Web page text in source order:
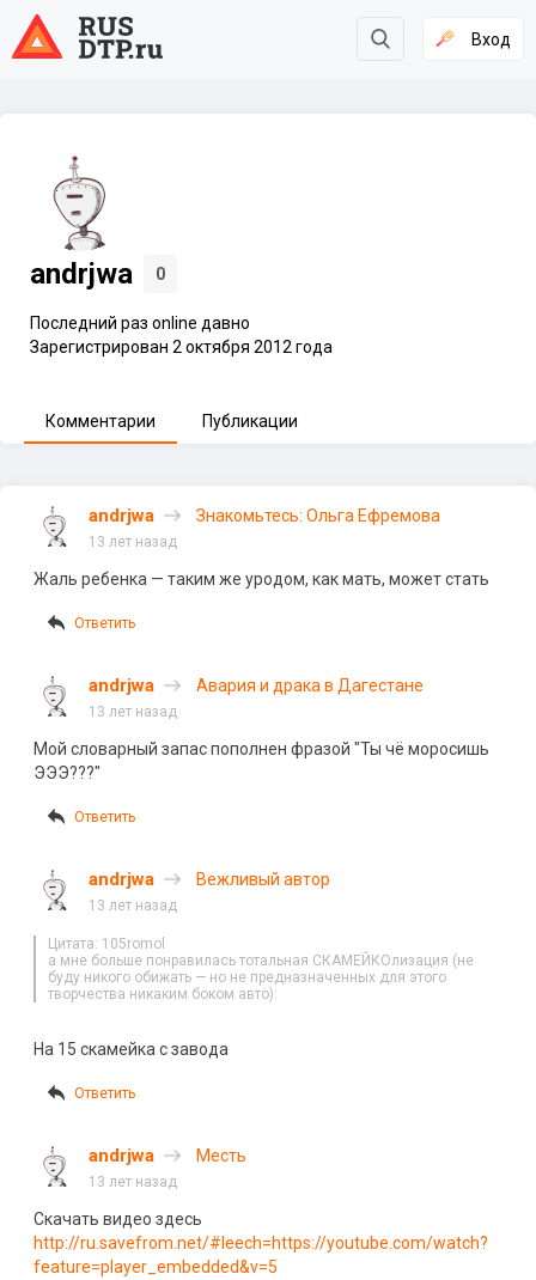
Вход
andrjwa 0
Последний раз online давно
Зарегистрирован 2 октября 2012 года
Комментарии Публикации
andrjwa Знакомьтесь: Ольга Ефремова
13 лет назад
Жаль ребенка — таким же уродом, как мать, может стать
Ответить
andrjwa Авария и драка в Дагестане
13 лет назад
Мой словарный запас пополнен фразой "Ты чё моросишь
ЭЭЭ???"
Ответить
andrjwa Вежливый автор
13 лет назад
Цитата: 105romol
а мне больше понравилась тотальная СКАМЕЙКОлизация (не
буду никого обижать — но не предназначенных для этого
творчества никаким боком авто):
На 15 скамейка с завода
Ответить
andrjwa Месть
13 лет назад
Скачать видео здесь
http://ru.savefrom.net/#leech=https://youtube.com/watch?
feature=player_embedded&v=5